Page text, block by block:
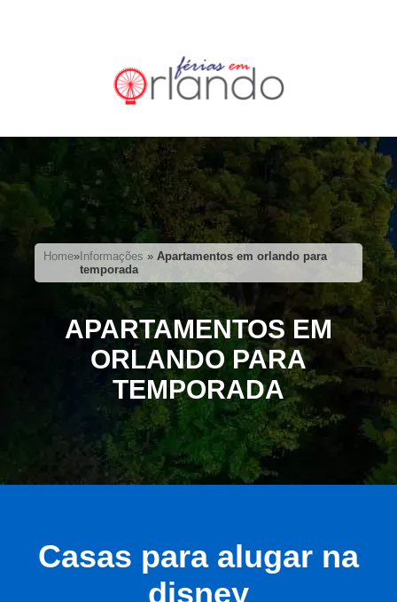
Home» Informações »Apartamentos em orlando para
temporada
APARTAMENTOS EM
ORLANDO PARA
TEMPORADA
Casas para alugar na
disney